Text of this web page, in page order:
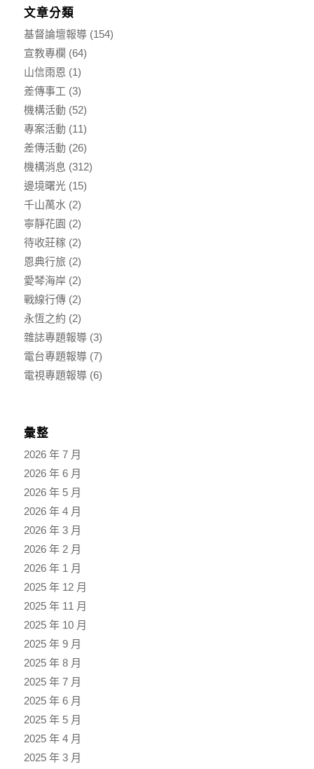
文章分類
基督論壇報導(154)
宣教專欄 (64)
山信雨恩 (1)
差傳事工 (3)
機構活動 (52)
專案活動 (11)
差傳活動 (26)
機構消息 (312)
邊境曙光(15)
千山萬水 (2)
寧靜花園 (2)
待收莊稼 (2)
恩典行旅(2)
愛琴海岸(2)
戰線行傳(2)
永恆之約 (2)
雜誌專題報導(3)
電台專題報導(7)
電視專題報導(6)
彙整
2026 年 7 月
2026 年 6 月
2026 年 5 月
2026 年 4 月
2026 年 3 月
2026 年 2 月
2026 年 1 月
2025 年 12 月
2025 年 11 月
2025 年 10 月
2025 年 9 月
2025 年 8 月
2025 年 7 月
2025 年 6 月
2025 年 5 月
2025 年 4 月
2025 年 3 月